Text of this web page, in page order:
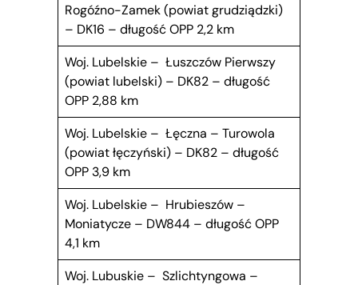
Rogóźno-Zamek (powiat grudziądzki)
– DK16 – długość OPP 2,2 km
Woj. Lubelskie – Łuszczów Pierwszy
(powiat lubelski) – DK82 – długość
OPP 2,88 km
Woj. Lubelskie – Łęczna – Turowola
(powiat łęczyński) – DK82 – długość
OPP 3,9 km
Woj. Lubelskie – Hrubieszów –
Moniatycze – DW844 – długość OPP
4,1 km
Woj. Lubuskie – Szlichtyngowa –